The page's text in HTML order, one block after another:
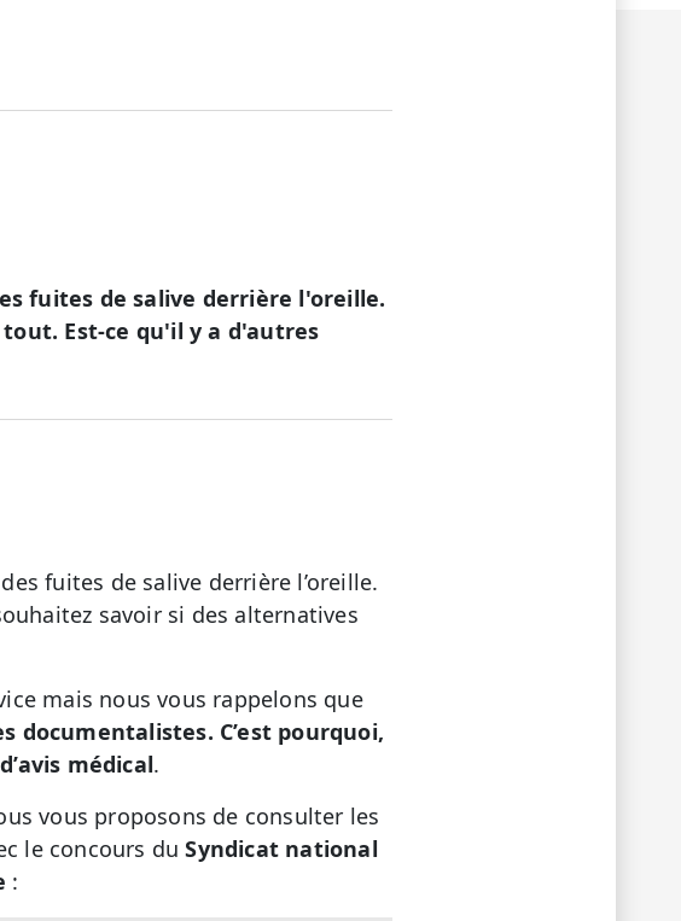
fuites de salive derrière l'oreille.
Est-ce qu'il y a d'autres
fuites de salive derrière l’oreille.
savoir si des alternatives
mais nous vous rappelons que
documentalistes. C’est pourquoi,
médical.
vous proposons de consulter les
le concours duSyndicat national
: